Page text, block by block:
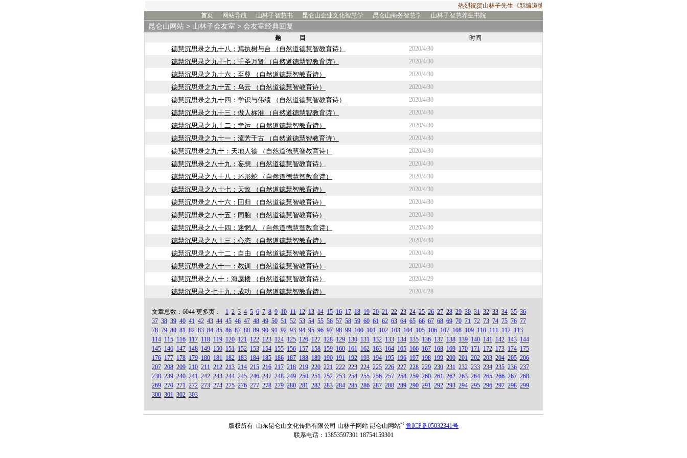
热烈祝贺山林子先生《新编道德经》2019年出版发行！由华夏出版社出版发行的山
首页
网站导航 山林子智慧书 昆仑山企业文化智慧学 昆仑山商务智慧学 山林子智慧养生书院
昆仑山网站 > 山林子会友室 > 会友室经典回复
题 目 时间
德慧沉思录之九十八：焉执树与台 （自然道德慧智教育诗） 2020/4/30
德慧沉思录之九十七：千圣万贤 （自然道德慧智教育诗） 2020/4/30
德慧沉思录之九十六：至尊 （自然道德慧智教育诗） 2020/4/30
德慧沉思录之九十五：乌云 （自然道德慧智教育诗） 2020/4/30
德慧沉思录之九十四：学识与伟绩 （自然道德慧智教育诗） 2020/4/30
德慧沉思录之九十三：做人标准 （自然道德慧智教育诗） 2020/4/30
德慧沉思录之九十二：幸运 （自然道德慧智教育诗） 2020/4/30
德慧沉思录之九十一：流芳千古 （自然道德慧智教育诗） 2020/4/30
德慧沉思录之九十：天地人德 （自然道德慧智教育诗） 2020/4/30
德慧沉思录之八十九：妄想 （自然道德慧智教育诗） 2020/4/30
德慧沉思录之八十八：环形蛇 （自然道德慧智教育诗） 2020/4/30
德慧沉思录之八十七：天敌 （自然道德慧智教育诗） 2020/4/30
德慧沉思录之八十六：回归 （自然道德慧智教育诗） 2020/4/30
德慧沉思录之八十五：同胞 （自然道德慧智教育诗） 2020/4/30
德慧沉思录之八十四：迷惘人 （自然道德慧智教育诗） 2020/4/30
德慧沉思录之八十三：心态 （自然道德慧智教育诗） 2020/4/30
德慧沉思录之八十二：自由 （自然道德慧智教育诗） 2020/4/30
德慧沉思录之八十一：教训 （自然道德慧智教育诗） 2020/4/30
德慧沉思录之八十：海蜃楼 （自然道德慧智教育诗） 2020/4/29
德慧沉思录之七十九：成功 （自然道德慧智教育诗） 2020/4/28
文章总数：6044 更多页： 1 2 3 4 5 6 7 8 9 10 11 12 13 14 15 16 17 18 19 20 21 22 23 24 25 26 27 28 29 30 31 32 33 34 35 36
37 38 39 40 41 42 43 44 45 46 47 48 49 50 51 52 53 54 55 56 57 58 59 60 61 62 63 64 65 66 67 68 69 70 71 72 73 74 75 76 77
78 79 80 81 82 83 84 85 86 87 88 89 90 91 92 93 94 95 96 97 98 99 100 101 102 103 104 105 106 107 108 109 110 111 112 113
114 115 116 117 118 119 120 121 122 123 124 125 126 127 128 129 130 131 132 133 134 135 136 137 138 139 140 141 142 143 144
145 146 147 148 149 150 151 152 153 154 155 156 157 158 159 160 161 162 163 164 165 166 167 168 169 170 171 172 173 174 175
176 177 178 179 180 181 182 183 184 185 186 187 188 189 190 191 192 193 194 195 196 197 198 199 200 201 202 203 204 205 206
207 208 209 210 211 212 213 214 215 216 217 218 219 220 221 222 223 224 225 226 227 228 229 230 231 232 233 234 235 236 237
238 239 240 241 242 243 244 245 246 247 248 249 250 251 252 253 254 255 256 257 258 259 260 261 262 263 264 265 266 267 268
269 270 271 272 273 274 275 276 277 278 279 280 281 282 283 284 285 286 287 288 289 290 291 292 293 294 295 296 297 298 299
300 301 302 303
版权所有 山东昆仑山文化传播有限公司 山林子网站 昆仑山网站© 鲁ICP备05032341号
联系电话：13853597301 18754159301